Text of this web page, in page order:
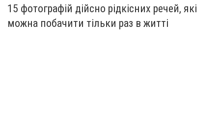
15 фотографій дійсно рідкісних речей, які
можна побачити тільки раз в житті